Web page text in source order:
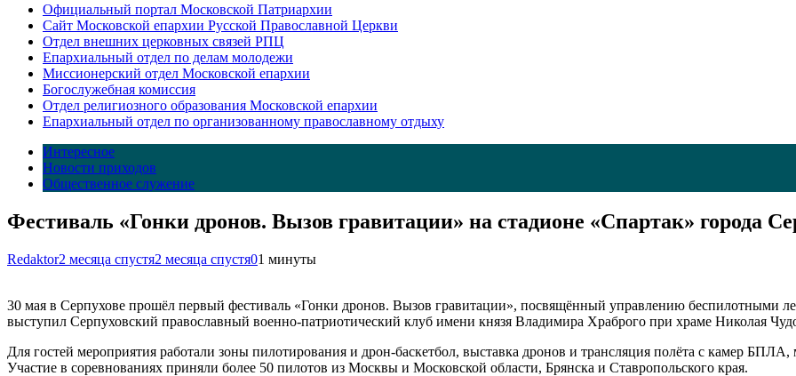
Официальный портал Московской Патриархии
Сайт Московской епархии Русской Православной Церкви
Отдел внешних церковных связей РПЦ
Епархиальный отдел по делам молодежи
Миссионерский отдел Московской епархии
Богослужебная комиссия
Отдел религиозного образования Московской епархии
Епархиальный отдел по организованному православному отдыху
Интересное
Новости приходов
Общественное служение
Фестиваль «Гонки дронов. Вызов гравитации» на стадионе «Спартак» города
Redaktor2 месяца спустя2 месяца спустя01 минуты
30 мая в Серпухове прошёл первый фестиваль «Гонки дронов. Вызов гравитации», посвящённый управлению беспилотными
выступил Серпуховский православный военно-патриотический клуб имени князя Владимира Храброго при храме Николая
Для гостей мероприятия работали зоны пилотирования и дрон-баскетбол, выставка дронов и трансляция полёта с камер
Участие в соревнованиях приняли более 50 пилотов из Москвы и Московской области, Брянска и Ставропольского края.